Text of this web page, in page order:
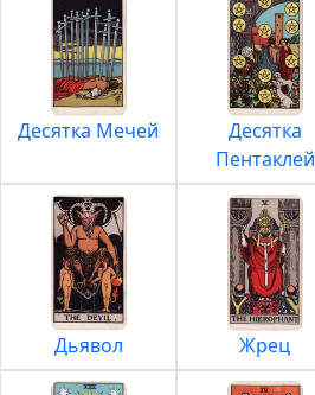
Десятка Мечей
Десятка
Пентаклей
Дьявол Жрец